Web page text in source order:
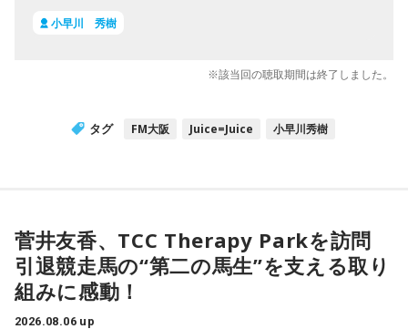
小早川 秀樹
※該当回の聴取期間は終了しました。
タグ FM大阪 Juice=Juice 小早川秀樹
菅井友香、TCC Therapy Parkを訪問
引退競走馬の“第二の馬生”を支える取り
組みに感動！
2026.08.06 up